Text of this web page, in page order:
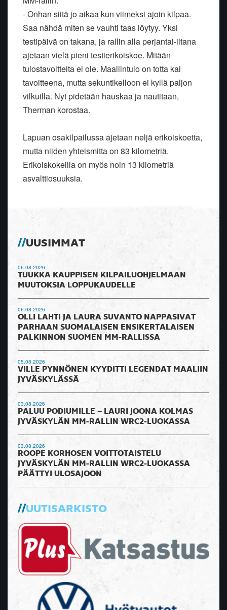
- Onhan siitä jo aikaa kun viimeksi ajoin kilpaa.
Saa nähdä miten se vauhti taas löytyy. Yksi
testipäivä on takana, ja rallin alla perjantai-iltana
ajetaan vielä pieni testierikoiskoe. Mitään
tulostavoitteita ei ole. Maaliintulo on totta kai
tavoitteena, mutta sekuntikelloon ei kyllä paljon
vilkuilla. Nyt pidetään hauskaa ja nautitaan,
Therman korostaa.
Lapuan osakilpailussa ajetaan neljä erikoiskoetta,
mutta niiden yhteismitta on 83 kilometriä.
Erikoiskokeilla on myös noin 13 kilometriä
asvalttiosuuksia.
UUSIMMAT
06.08.2026
TUUKKA KAUPPISEN KILPAILUOHJELMAAN
MUUTOKSIA LOPPUKAUDELLE
06.08.2026
OLLI LAHTI JA LAURA SUVANTO NAPPASIVAT
PARHAAN SUOMALAISEN ENSIKERTALAISEN
PALKINNON SUOMEN MM-RALLISSA
05.08.2026
VILLE PYNNÖNEN KYYDITTI LEGENDAT MAALIIN
JYVÄSKYLÄSSÄ
03.08.2026
PALUU PODIUMILLE – LAURI JOONA KOLMAS
JYVÄSKYLÄN MM-RALLIN WRC2-LUOKASSA
03.08.2026
ROOPE KORHOSEN VOITTOTAISTELU
JYVÄSKYLÄN MM-RALLIN WRC2-LUOKASSA
PÄÄTTYI ULOSAJOON
UUTISARKISTO